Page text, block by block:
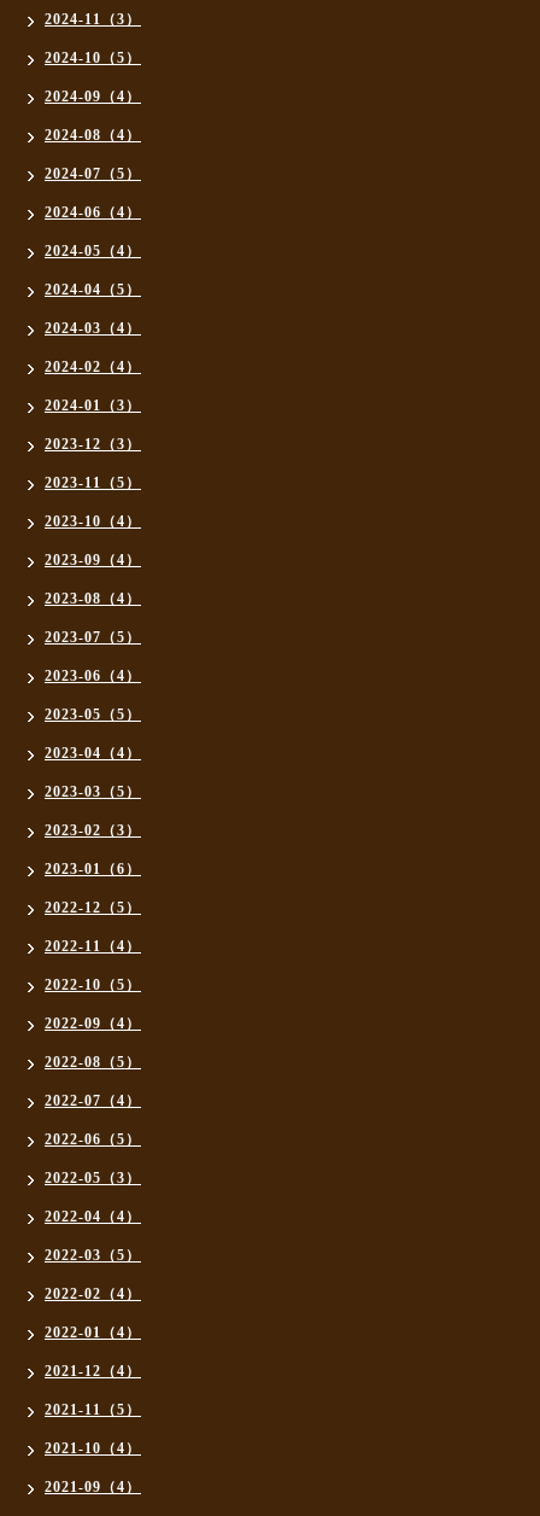
2024-11（3）
2024-10（5）
2024-09（4）
2024-08（4）
2024-07（5）
2024-06（4）
2024-05（4）
2024-04（5）
2024-03（4）
2024-02（4）
2024-01（3）
2023-12（3）
2023-11（5）
2023-10（4）
2023-09（4）
2023-08（4）
2023-07（5）
2023-06（4）
2023-05（5）
2023-04（4）
2023-03（5）
2023-02（3）
2023-01（6）
2022-12（5）
2022-11（4）
2022-10（5）
2022-09（4）
2022-08（5）
2022-07（4）
2022-06（5）
2022-05（3）
2022-04（4）
2022-03（5）
2022-02（4）
2022-01（4）
2021-12（4）
2021-11（5）
2021-10（4）
2021-09（4）